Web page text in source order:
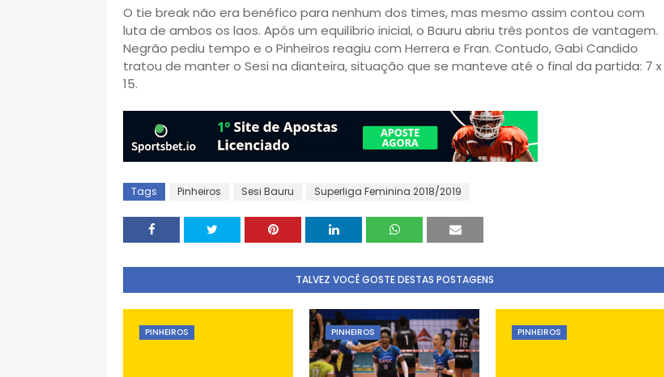
O tie break não era benéfico para nenhum dos times, mas mesmo assim contou com
luta de ambos os laos. Após um equilíbrio inicial, o Bauru abriu três pontos de vantagem.
Negrão pediu tempo e o Pinheiros reagiu com Herrera e Fran. Contudo, Gabi Candido
tratou de manter o Sesi na dianteira, situação que se manteve até o final da partida: 7 x
15.
Tags Pinheiros Sesi Bauru Superliga Feminina 2018/2019
TALVEZ VOCÊ GOSTE DESTAS POSTAGENS
PINHEIROS PINHEIROS PINHEIROS